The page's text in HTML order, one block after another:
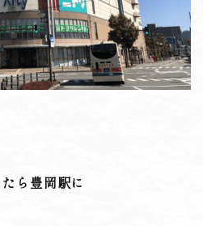
ら豊岡駅に